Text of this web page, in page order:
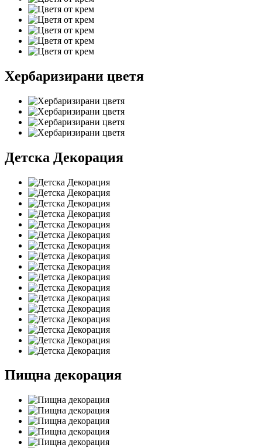
Хербаризирани цветя
Детска Декорация
Пищна декорация